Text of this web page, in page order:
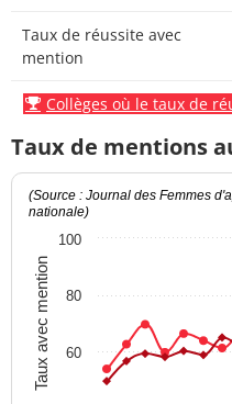
Taux de réussite avec
mention
Collèges où le taux de
Taux de mentions
Taux avec mention
(Source : Journal des Femmes
nationale)
60
80
100